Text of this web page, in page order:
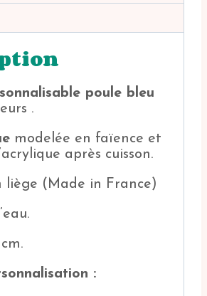
poule bleu
.
modelée en faïence et
après cuisson.
liège (Made in France)
: